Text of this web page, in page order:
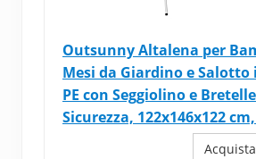
Outsunny Altalena per
Mesi da Giardino e Salotto
PE con Seggiolino e
Sicurezza, 122x146x122